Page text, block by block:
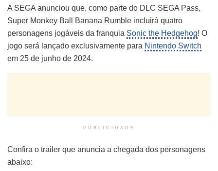
A SEGA anunciou que, como parte do DLC SEGA Pass,
Super Monkey Ball Banana Rumble incluirá quatro
personagens jogáveis da franquia Sonic the Hedgehog! O
jogo será lançado exclusivamente para Nintendo Switch
em 25 de junho de 2024.
PUBLICIDADE
Confira o trailer que anuncia a chegada dos personagens
abaixo: